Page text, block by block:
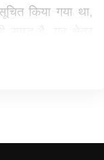
किया गया था,